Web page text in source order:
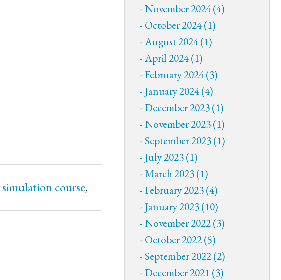
simulation course,
November 2024 (4)
October 2024 (1)
August 2024 (1)
April 2024 (1)
February 2024 (3)
January 2024 (4)
December 2023 (1)
November 2023 (1)
September 2023 (1)
July 2023 (1)
March 2023 (1)
February 2023 (4)
January 2023 (10)
November 2022 (3)
October 2022 (5)
September 2022 (2)
December 2021 (3)